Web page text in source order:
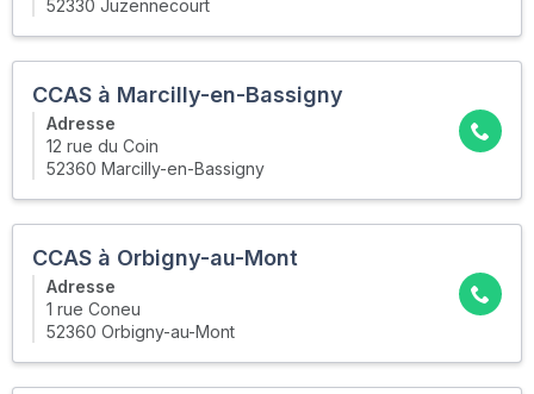
52330 Juzennecourt
CCAS à Marcilly-en-Bassigny
Adresse
12 rue du Coin
52360 Marcilly-en-Bassigny
CCAS à Orbigny-au-Mont
Adresse
1 rue Coneu
52360 Orbigny-au-Mont